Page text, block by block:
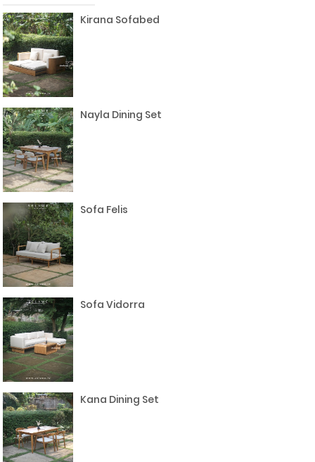
Kirana Sofabed
Nayla Dining Set
Sofa Felis
Sofa Vidorra
Kana Dining Set